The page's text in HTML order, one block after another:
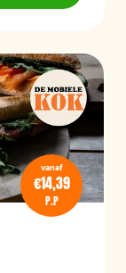
vanaf
€14,39
P.P